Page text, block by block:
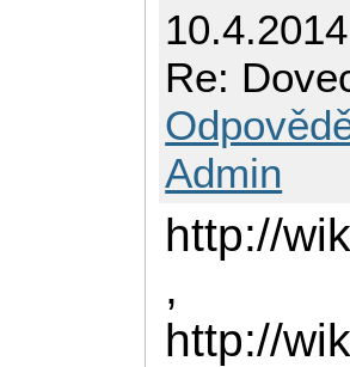
Re:
Admin
http://
,
http://